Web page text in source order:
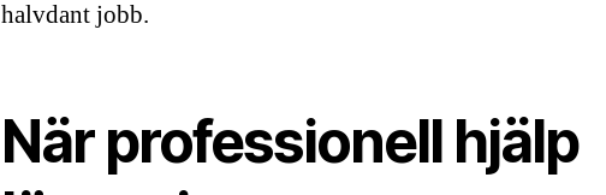
halvdant jobb.
När professionell hjälp